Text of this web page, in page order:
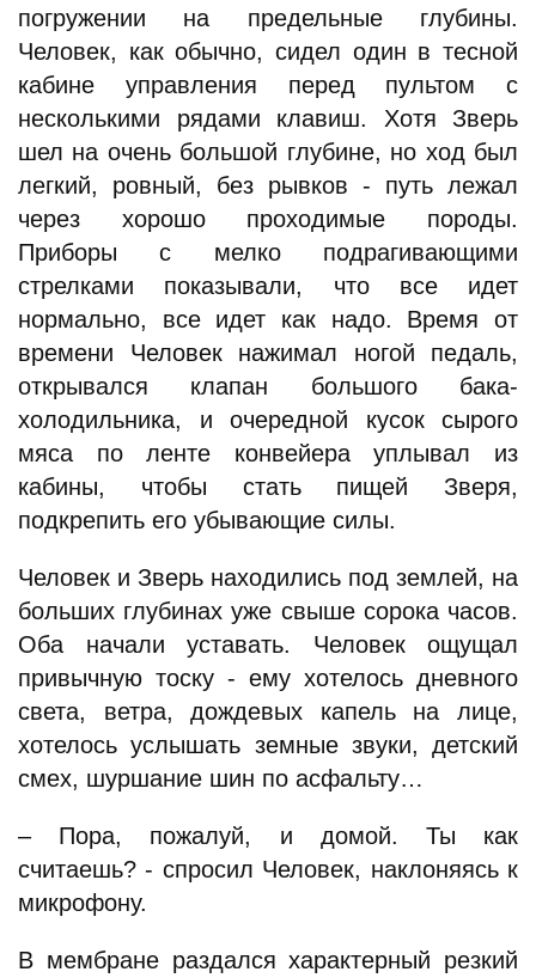
погружении на предельные глубины.
Человек, как обычно, сидел один в тесной
кабине управления перед пультом с
несколькими рядами клавиш. Хотя Зверь
шел на очень большой глубине, но ход был
легкий, ровный, без рывков - путь лежал
через хорошо проходимые породы.
Приборы с мелко подрагивающими
стрелками показывали, что все идет
нормально, все идет как надо. Время от
времени Человек нажимал ногой педаль,
открывался клапан большого бака-
холодильника, и очередной кусок сырого
мяса по ленте конвейера уплывал из
кабины, чтобы стать пищей Зверя,
подкрепить его убывающие силы.
Человек и Зверь находились под землей, на
больших глубинах уже свыше сорока часов.
Оба начали уставать. Человек ощущал
привычную тоску - ему хотелось дневного
света, ветра, дождевых капель на лице,
хотелось услышать земные звуки, детский
смех, шуршание шин по асфальту…
– Пора, пожалуй, и домой. Ты как
считаешь? - спросил Человек, наклоняясь к
микрофону.
В мембране раздался характерный резкий